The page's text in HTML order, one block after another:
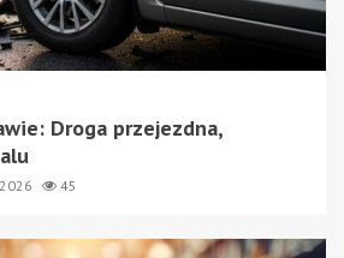
Droga przejezdna,
45